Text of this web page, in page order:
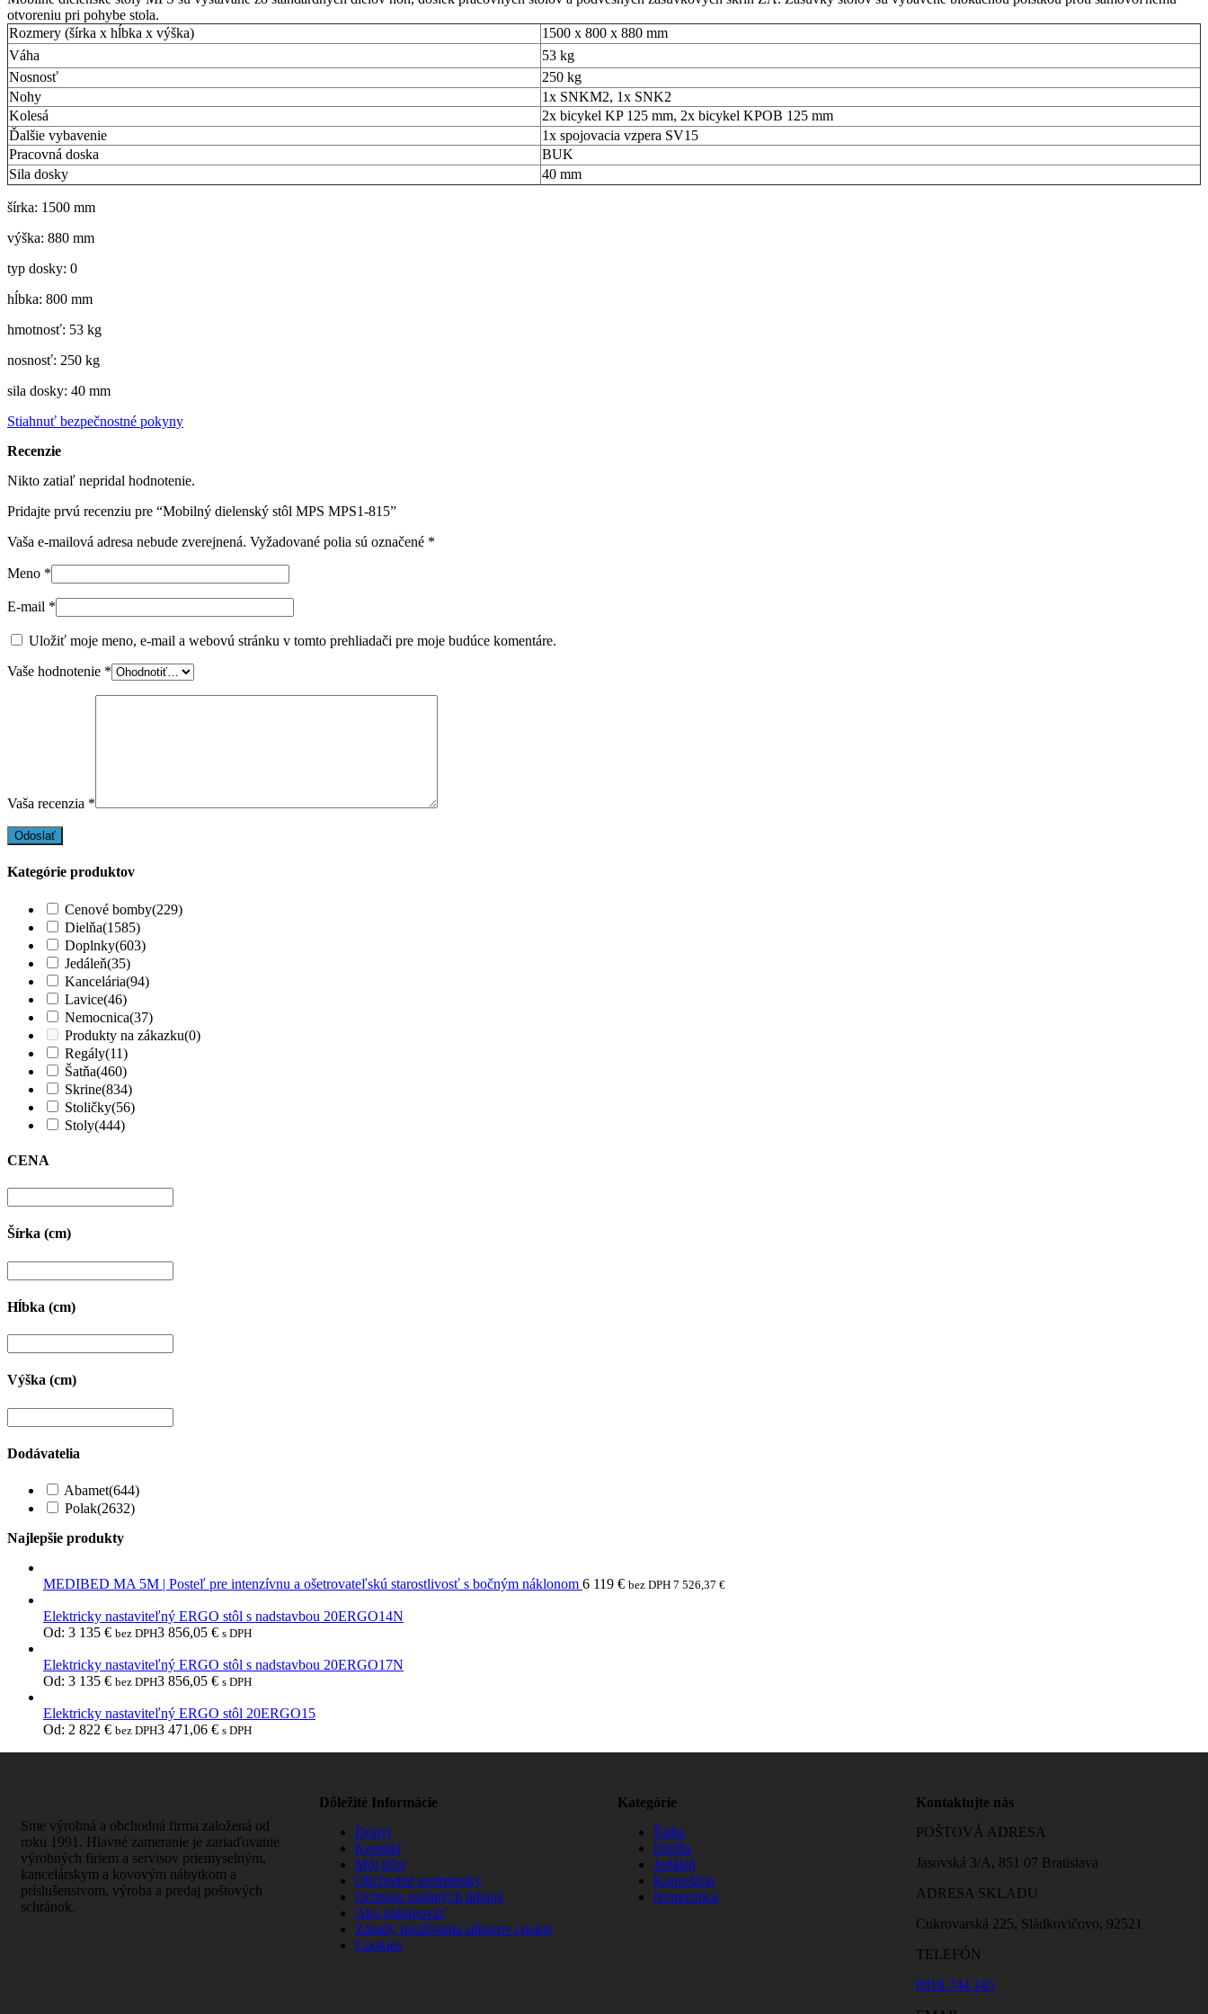
otvoreniu pri pohybe stola.
Rozmery (šírka x hĺbka x výška)
1500 x 800 x 880 mm
Váha
53 kg
Nosnosť
250 kg
Nohy
1x SNKM2, 1x SNK2
Kolesá
2x bicykel KP 125 mm, 2x bicykel KPOB 125 mm
Ďalšie vybavenie
1x spojovacia vzpera SV15
Pracovná doska
BUK
Sila dosky
40 mm
šírka: 1500 mm
výška: 880 mm
typ dosky: 0
hĺbka: 800 mm
hmotnosť: 53 kg
nosnosť: 250 kg
sila dosky: 40 mm
Stiahnuť bezpečnostné pokyny
Recenzie
Nikto zatiaľ nepridal hodnotenie.
Pridajte prvú recenziu pre “Mobilný dielenský stôl MPS MPS1-815”
Vaša e-mailová adresa nebude zverejnená. Vyžadované polia sú označené *
Meno *
E-mail *
Uložiť moje meno, e-mail a webovú stránku v tomto prehliadači pre moje budúce komentáre.
Vaše hodnotenie *
Vaša recenzia *
Kategórie produktov
Cenové bomby(229)
Dielňa(1585)
Doplnky(603)
Jedáleň(35)
Kancelária(94)
Lavice(46)
Nemocnica(37)
Produkty na zákazku(0)
Regály(11)
Šatňa(460)
Skrine(834)
Stoličky(56)
Stoly(444)
CENA
Šírka (cm)
Hĺbka (cm)
Výška (cm)
Dodávatelia
Abamet(644)
Polak(2632)
Najlepšie produkty
MEDIBED MA 5M | Posteľ pre intenzívnu a ošetrovateľskú starostlivosť s bočným náklonom 6 119 € bez DPH 7 526,37 €
Elektricky nastaviteľný ERGO stôl s nadstavbou 20ERGO14N
Od: 3 135 € bez DPH3 856,05 € s DPH
Elektricky nastaviteľný ERGO stôl s nadstavbou 20ERGO17N
Od: 3 135 € bez DPH3 856,05 € s DPH
Elektricky nastaviteľný ERGO stôl 20ERGO15
Od: 2 822 € bez DPH3 471,06 € s DPH
Sme výrobná a obchodná firma založená od
roku 1991. Hlavné zameranie je zariaďovanie
výrobných firiem a servisov priemyselným,
kancelárskym a kovovým nábytkom a
príslušenstvom, výroba a predaj poštových
schránok.
Dôležité Informácie
Dopyt
Kontakt
Môj účet
Obchodné podmienky
Ochrana osobných údajov
Ako nakupovať
Zásady používania súborov cookie
Cookies
Kategórie
Šatňa
Dielňa
Jedáleň
Kancelária
Nemocnica
Kontaktujte nás
POŠTOVÁ ADRESA
Jasovská 3/A, 851 07 Bratislava
ADRESA SKLADU
Cukrovarská 225, Sládkovičovo, 92521
TELEFÓN
0918 744 145